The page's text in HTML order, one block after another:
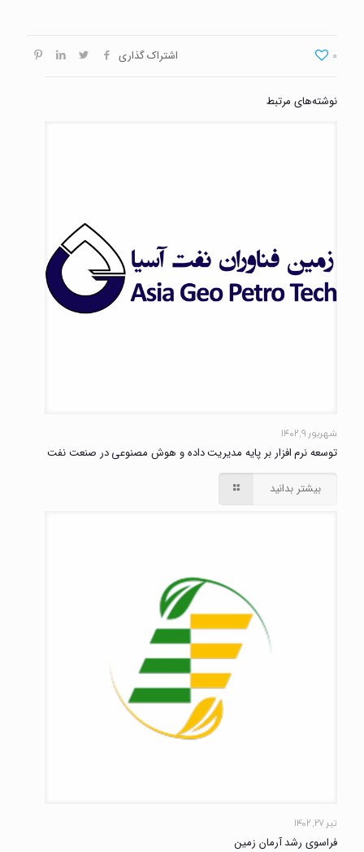
اشتراک گذاری 0
نوشته‌های مرتبط
شهریور ۹, ۱۴۰۲
توسعه نرم افزار بر پایه مدیریت داده و هوش مصنوعی در صنعت نفت
بیشتر بدانید
تیر ۲۷, ۱۴۰۲
فراسوی رشد آرمان زمین